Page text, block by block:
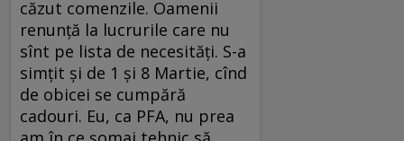
căzut comenzile. Oamenii
renunță la lucrurile care nu
sînt pe lista de necesități. S-a
simțit și de 1 și 8 Martie, cînd
de obicei se cumpără
cadouri. Eu, ca PFA, nu prea